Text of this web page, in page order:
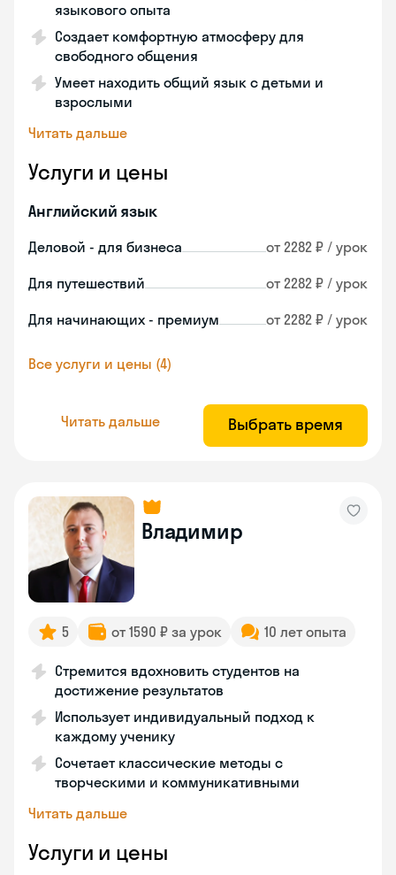
языкового опыта
Создает комфортную атмосферу для
свободного общения
Умеет находить общий язык с детьми и
взрослыми
Читать дальше
Услуги и цены
Английский язык
Деловой - для бизнеса от 2282 ₽ / урок
Для путешествий от 2282 ₽ / урок
Для начинающих - премиум от 2282 ₽ / урок
Все услуги и цены (4)
Читать дальше Выбрать время
Владимир
5 от 1590 ₽ за урок 10 лет опыта
Стремится вдохновить студентов на
достижение результатов
Использует индивидуальный подход к
каждому ученику
Сочетает классические методы с
творческими и коммуникативными
Читать дальше
Услуги и цены